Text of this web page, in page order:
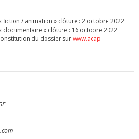
ﬁction / animation » clôture : 2 octobre 2022
documentaire » clôture : 16 octobre 2022
du dossier surwww.acap-